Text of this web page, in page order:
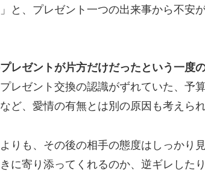
と、プレゼント一つの出来事から不安
レゼントが片方だけだったという一度
プレゼント交換の認識がずれていた、予
ど、愛情の有無とは別の原因も考えられ
りも、その後の相手の態度はしっかり
に寄り添ってくれるのか、逆ギレした